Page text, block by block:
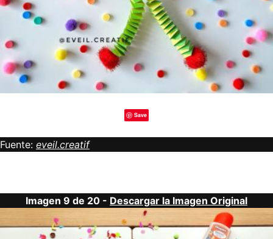
Save
Fuente: eveil.creatif
Imagen 9 de 20 - Descargar la Imagen Original